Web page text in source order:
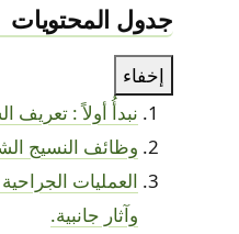
جدول المحتويات
إخفاء
نبدأُ أولاً : تعريف
وظائف النسيج
العمليات
وآثار جانبية.